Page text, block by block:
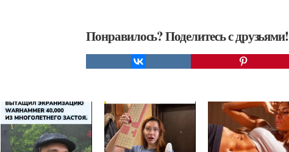
Понравилось? Поделитесь с друзьями!